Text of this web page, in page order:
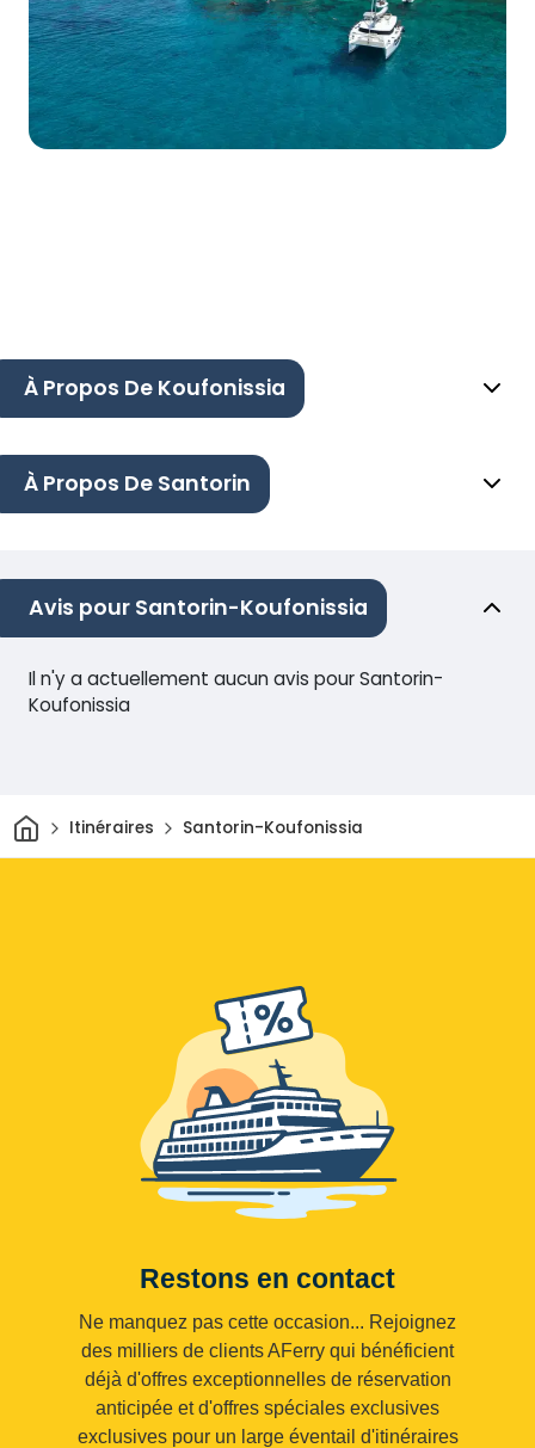
À Propos De Koufonissia
À Propos De Santorin
Avis pour Santorin-Koufonissia
Il n'y a actuellement aucun avis pour Santorin-
Koufonissia
Maison
Itinéraires Santorin-Koufonissia
Restons en contact
Ne manquez pas cette occasion... Rejoignez
des milliers de clients AFerry qui bénéficient
déjà d'offres exceptionnelles de réservation
anticipée et d'offres spéciales exclusives
exclusives pour un large éventail d'itinéraires